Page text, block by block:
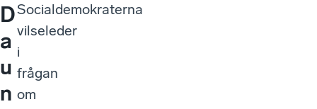
D
a
u
n
Socialdemokraterna
vilseleder
i
frågan
om